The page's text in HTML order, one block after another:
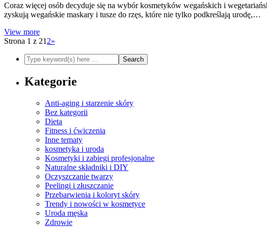
Coraz więcej osób decyduje się na wybór kosmetyków wegańskich i
zyskują wegańskie maskary i tusze do rzęs, które nie tylko podkreślają urodę,…
View more
Strona 1 z 21 2»
Kategorie
Anti-aging i starzenie skóry
Bez kategorii
Dieta
Fitness i ćwiczenia
Inne tematy
kosmetyka i uroda
Kosmetyki i zabiegi profesjonalne
Naturalne składniki i DIY
Oczyszczanie twarzy
Peelingi i złuszczanie
Przebarwienia i koloryt skóry
Trendy i nowości w kosmetyce
Uroda męska
Zdrowie